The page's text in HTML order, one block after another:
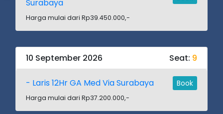
Surabaya
Harga mulai dari Rp39.450.000,-
10 September 2026 Seat: 9
- Laris 12Hr GA Med Via Surabaya Book
Harga mulai dari Rp37.200.000,-